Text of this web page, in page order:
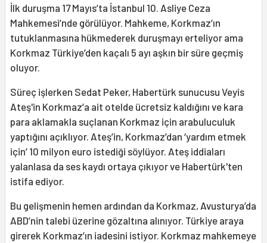
İlk duruşma 17 Mayıs’ta İstanbul 10. Asliye Ceza
Mahkemesi’nde görülüyor. Mahkeme, Korkmaz’ın
tutuklanmasına hükmederek duruşmayı erteliyor ama
Korkmaz Türkiye’den kaçalı 5 ayı aşkın bir süre geçmiş
oluyor.
Süreç işlerken Sedat Peker, Habertürk sunucusu Veyis
Ateş'in Korkmaz’a ait otelde ücretsiz kaldığını ve kara
para aklamakla suçlanan Korkmaz için arabuluculuk
yaptığını açıklıyor. Ateş’in, Korkmaz’dan ‘yardım etmek
için’ 10 milyon euro istediği söylüyor. Ateş iddiaları
yalanlasa da ses kaydı ortaya çıkıyor ve Habertürk'ten
istifa ediyor.
Bu gelişmenin hemen ardından da Korkmaz, Avusturya’da
ABD’nin talebi üzerine gözaltına alınıyor. Türkiye araya
girerek Korkmaz’ın iadesini istiyor. Korkmaz mahkemeye